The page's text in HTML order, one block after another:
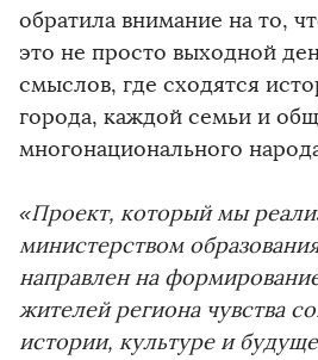
обратила внимание на то,
это не просто выходной
смыслов, где сходятся
города, каждой семьи и
многонационального
«Проект, который мы
министерством
направлен на
жителей региона чувства
истории, культуре и